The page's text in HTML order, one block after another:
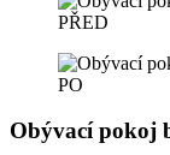
PŘED
PO
Obývací pokoj